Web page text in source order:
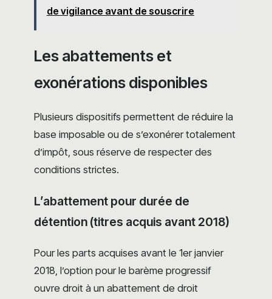
de vigilance avant de souscrire
Les abattements et
exonérations disponibles
Plusieurs dispositifs permettent de réduire la
base imposable ou de s’exonérer totalement
d’impôt, sous réserve de respecter des
conditions strictes.
L’abattement pour durée de
détention (titres acquis avant 2018)
Pour les parts acquises avant le 1er janvier
2018, l’option pour le barème progressif
ouvre droit à un abattement de droit